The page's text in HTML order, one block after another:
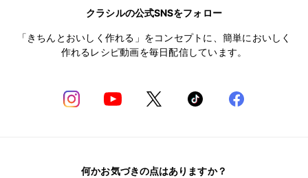
クラシルの公式SNSをフォロー
「きちんとおいしく作れる」をコンセプトに、簡単においしく
作れるレシピ動画を毎日配信しています。
何かお気づきの点はありますか？